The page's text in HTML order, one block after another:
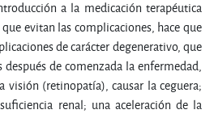
a la medicación terapéutica
evitan las complicaciones, hace que
de carácter degenerativo, que
después de comenzada la enfermedad,
visión (retinopatía), causar la ceguera;
renal; una aceleración de la